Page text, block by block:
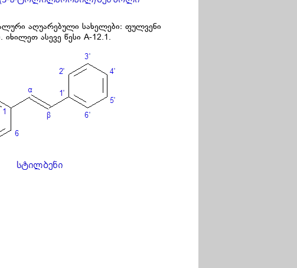
აღუარებული სახელები: ფულვენი
ასევე წესი A-12.1.